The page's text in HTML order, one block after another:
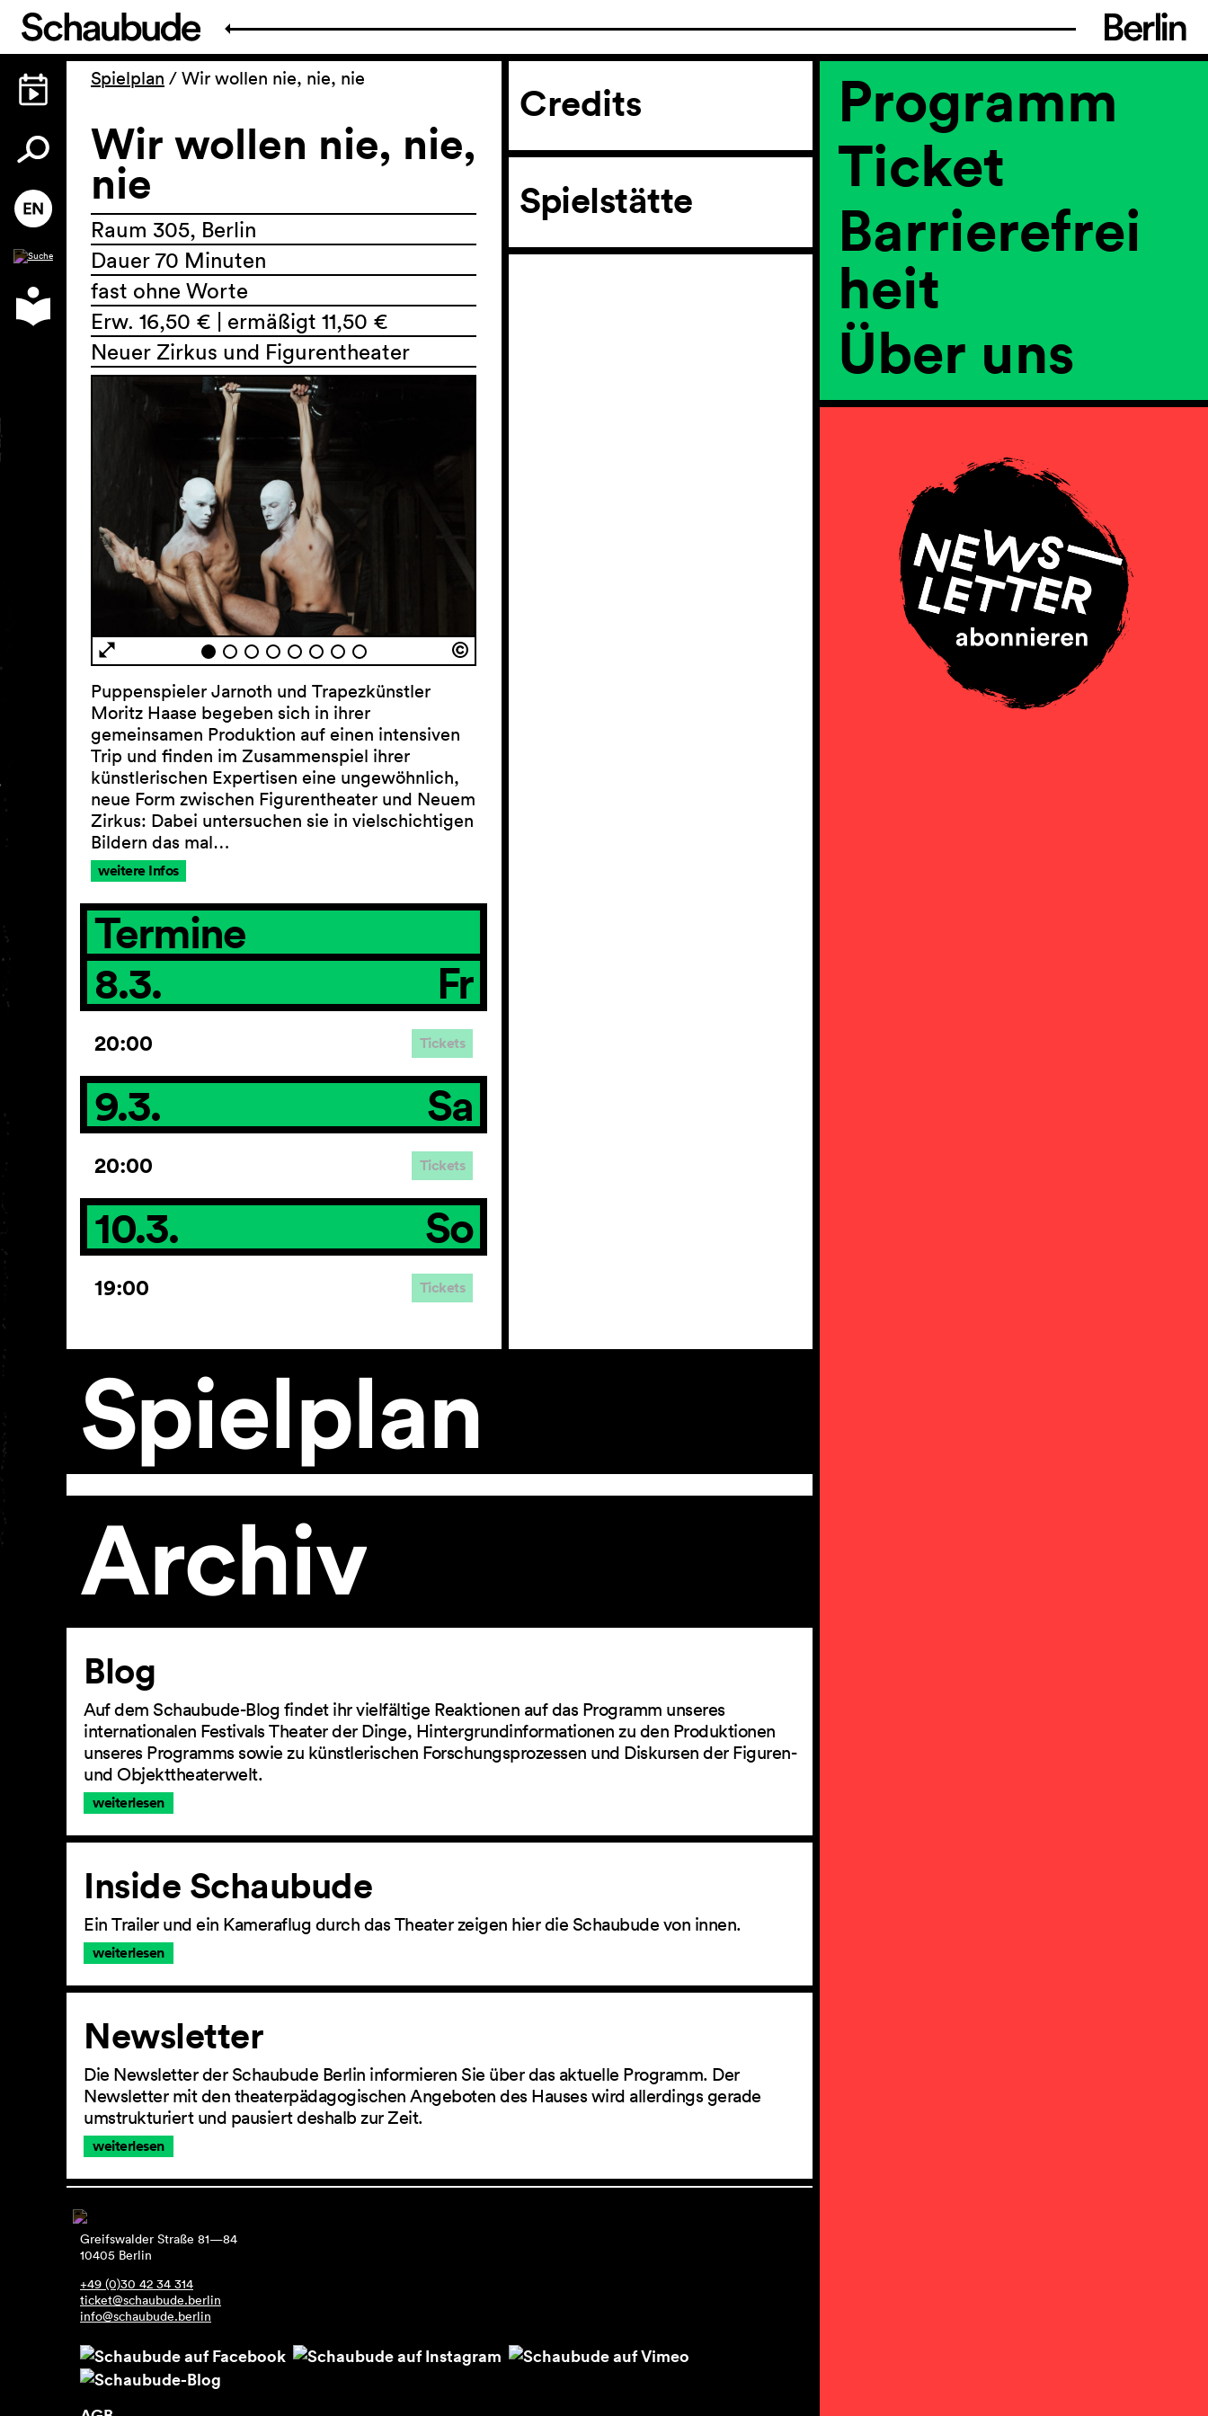
Programm
Ticket
Barrierefrei
heit
Über uns
Spielplan / Wir wollen nie, nie, nie
Wir wollen nie, nie,
nie
Raum 305, Berlin
Dauer 70 Minuten
fast ohne Worte
Erw. 16,50 € | ermäßigt 11,50 €
Neuer Zirkus und Figurentheater
Puppenspieler Jarnoth und Tra­pezkünstler
Moritz Haase begeben sich in ihrer
gemeinsamen Produktion auf einen intensiven
Trip und finden im Zusammenspiel ihrer
künstlerischen Expertisen eine ungewöhnlich,
neue Form zwischen Figurentheater und Neuem
Zirkus: Dabei untersuchen sie in vielschichtigen
Bildern das mal…
weitere Infos
Termine
8.3.
Fr
20:00 Tickets
9.3. Sa
20:00 Tickets
10.3. So
19:00 Tickets
Credits
Spielstätte
Spielplan
Archiv
Artikel
Blog
Auf dem Schaubude-Blog findet ihr vielfältige Reaktionen auf das Programm unseres
internationalen Festivals Theater der Dinge, Hintergrundinformationen zu den Produktionen
unseres Programms sowie zu künstlerischen Forschungsprozessen und Diskursen der Figuren-
und Objekttheaterwelt.
weiterlesen
Inside Schaubude
Ein Trailer und ein Kameraflug durch das Theater zeigen hier die Schaubude von innen.
weiterlesen
Newsletter
Die Newsletter der Schaubude Berlin informieren Sie über das aktuelle Programm. Der
Newsletter mit den theaterpädagogischen Angeboten des Hauses wird allerdings gerade
umstrukturiert und pausiert deshalb zur Zeit.
weiterlesen
Greifswalder Straße 81—84
10405 Berlin
+49 (0)30 42 34 314
ticket@schaubude.berlin
info@schaubude.berlin